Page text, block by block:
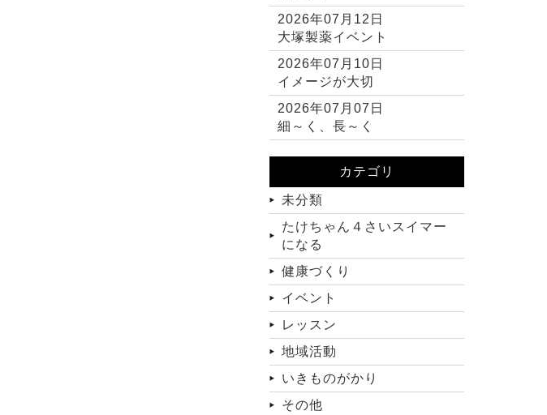
2026年07月12日
大塚製薬イベント
2026年07月10日
イメージが大切
2026年07月07日
細～く、長～く
カテゴリ
未分類
たけちゃん４さいスイマー
になる
健康づくり
イベント
レッスン
地域活動
いきものがかり
その他